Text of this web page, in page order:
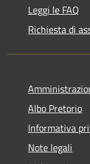
Leggi le FAQ
Richiesta di
Albo Pretorio
Informativa
Note legali